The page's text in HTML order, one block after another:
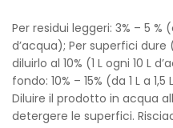
Per residui leggeri: 3% – 5 %
d’acqua); Per superfici
diluirlo al 10% (1 L ogni 10 L
fondo: 10% – 15% (da 1 L a
Diluire il prodotto in acqua
detergere le superfici.